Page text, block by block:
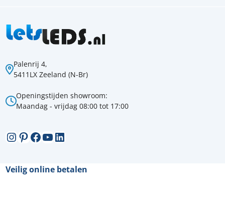
Palenrij 4,
5411LX Zeeland (N-Br)
Openingstijden showroom:
Maandag - vrijdag 08:00 tot 17:00
Instagram
Pinterest
Facebook
YouTube
LinkedIn
Veilig online betalen